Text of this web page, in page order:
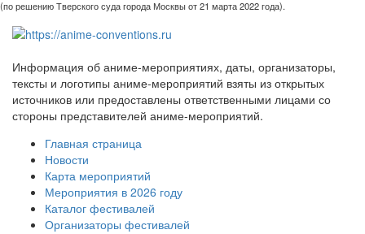
(по решению Тверского суда города Москвы от 21 марта 2022 года).
Информация об аниме-мероприятиях, даты, организаторы,
тексты и логотипы аниме-мероприятий взяты из открытых
источников или предоставлены ответственными лицами со
стороны представителей аниме-мероприятий.
Главная страница
Новости
Карта мероприятий
Мероприятия в 2026 году
Каталог фестивалей
Организаторы фестивалей